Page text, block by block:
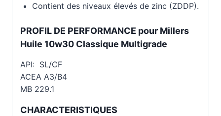
Contient des niveaux élevés de zinc (ZDDP).
PROFIL DE PERFORMANCE pour Millers
Huile 10w30 Classique Multigrade
API: SL/CF
ACEA A3/B4
MB 229.1
CHARACTERISTIQUES